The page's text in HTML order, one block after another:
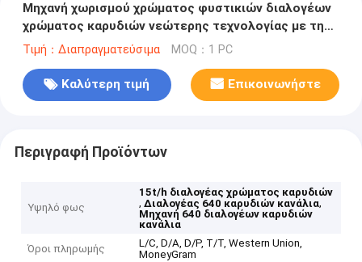
Μηχανή χωρισμού χρώματος φυστικιών διαλογέων
χρώματος καρυδιών νεώτερης τεχνολογίας με την
καλύτερη υπηρεσία
Τιμή：Διαπραγματεύσιμα MOQ：1 PC
Καλύτερη τιμή Επικοινωνήστε
Περιγραφή Προϊόντων
Υψηλό φως
15t/h διαλογέας χρώματος καρυδιών
,Διαλογέας 640 καρυδιών κανάλια,
Μηχανή 640 διαλογέων καρυδιών
κανάλια
Όροι πληρωμής
L/C, D/A, D/P, T/T, Western Union,
MoneyGram